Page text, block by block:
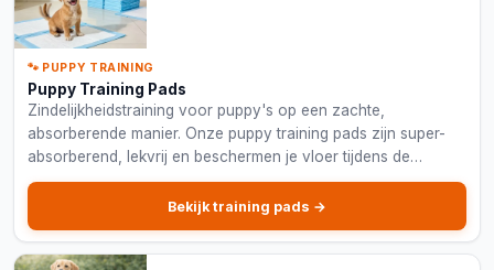
🐾 PUPPY TRAINING
Puppy Training Pads
Zindelijkheidstraining voor puppy's op een zachte,
absorberende manier. Onze puppy training pads zijn super-
absorberend, lekvrij en beschermen je vloer tijdens de
trainingsfase.
Bekijk training pads →